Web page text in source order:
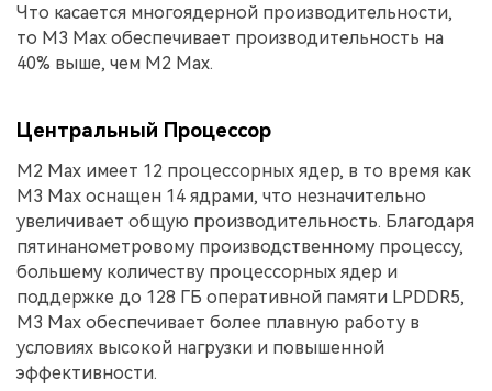
Что касается многоядерной производительности,
то M3 Max обеспечивает производительность на
40% выше, чем M2 Max.
Центральный Процессор
M2 Max имеет 12 процессорных ядер, в то время как
M3 Max оснащен 14 ядрами, что незначительно
увеличивает общую производительность. Благодаря
пятинанометровому производственному процессу,
большему количеству процессорных ядер и
поддержке до 128 ГБ оперативной памяти LPDDR5,
M3 Max обеспечивает более плавную работу в
условиях высокой нагрузки и повышенной
эффективности.